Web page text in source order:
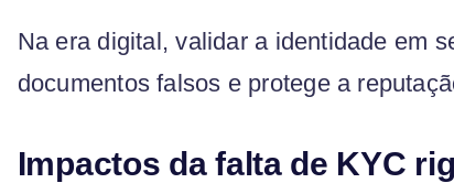
Na era digital, validar a identidade em
documentos falsos e protege a
Impactos da falta de KYC